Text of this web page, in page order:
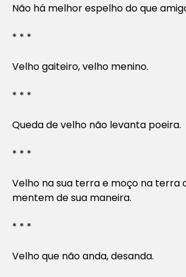
Não há melhor espelho do que
* * *
Velho gaiteiro, velho menino.
* * *
Queda de velho não levanta poeira.
* * *
Velho na sua terra e moço na terra
mentem de sua maneira.
* * *
Velho que não anda, desanda.